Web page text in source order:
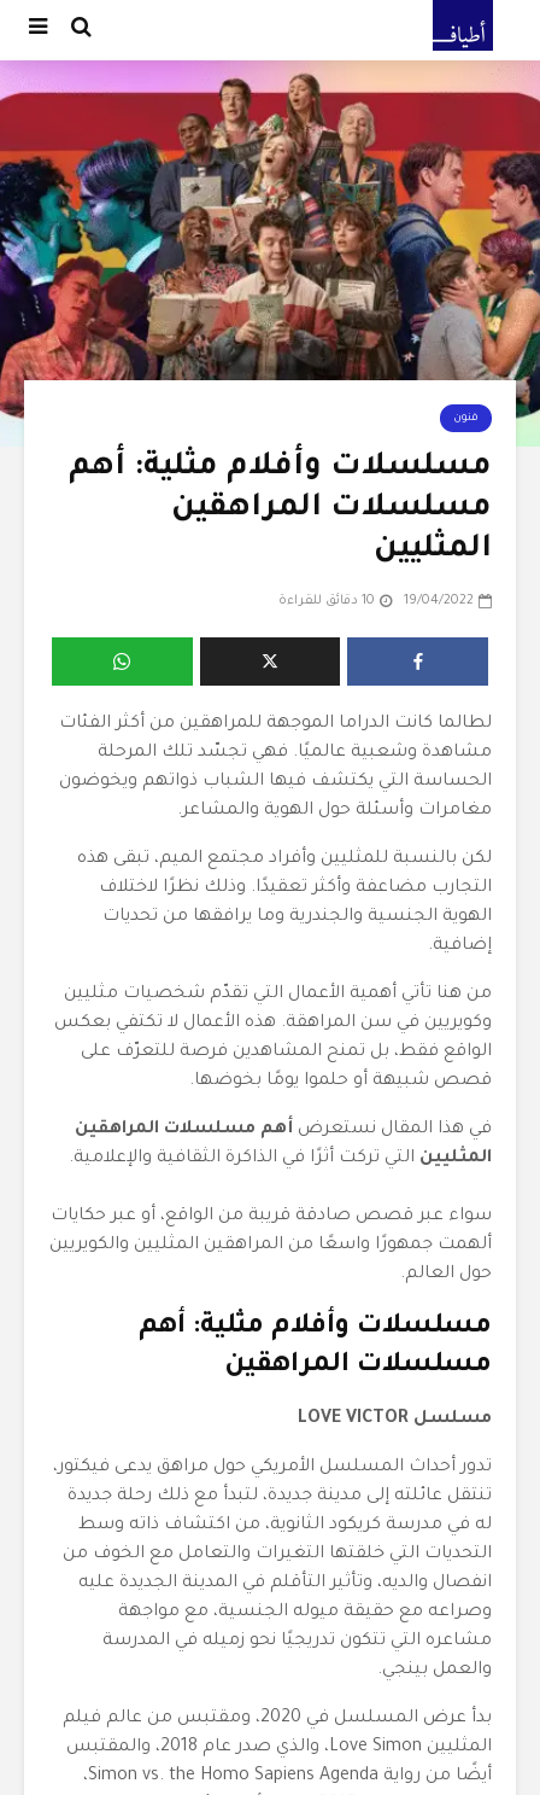
فنون
مسلسلات وأفلام مثلية: أهم
مسلسلات المراهقين
المثليين
19/04/2022 10 دقائق للقراءة
لطالما كانت الدراما الموجهة للمراهقين من أكثر الفئات
مشاهدة وشعبية عالميًا. فهي تجسّد تلك المرحلة
الحساسة التي يكتشف فيها الشباب ذواتهم ويخوضون
مغامرات وأسئلة حول الهوية والمشاعر.
لكن بالنسبة للمثليين وأفراد مجتمع الميم، تبقى هذه
التجارب مضاعفة وأكثر تعقيدًا. وذلك نظرًا لاختلاف
الهوية الجنسية والجندرية وما يرافقها من تحديات
إضافية.
من هنا تأتي أهمية الأعمال التي تقدّم شخصيات مثليين
وكويريين في سن المراهقة. هذه الأعمال لا تكتفي بعكس
الواقع فقط، بل تمنح المشاهدين فرصة للتعرّف على
قصص شبيهة أو حلموا يومًا بخوضها.
في هذا المقال نستعرض أهم مسلسلات المراهقين
المثليين التي تركت أثرًا في الذاكرة الثقافية والإعلامية.
سواء عبر قصص صادقة قريبة من الواقع، أو عبر حكايات
ألهمت جمهورًا واسعًا من المراهقين المثليين والكويريين
حول العالم.
مسلسلات وأفلام مثلية: أهم
مسلسلات المراهقين
مسلسل LOVE VICTOR
تدور أحداث المسلسل الأمريكي حول مراهق يدعى فيكتور،
تنتقل عائلته إلى مدينة جديدة، لتبدأ مع ذلك رحلة جديدة
له في مدرسة كريكود الثانوية، من اكتشاف ذاته وسط
التحديات التي خلقتها التغيرات والتعامل مع الخوف من
انفصال والديه، وتأثير التأقلم في المدينة الجديدة عليه
وصراعه مع حقيقة ميوله الجنسية، مع مواجهة
مشاعره التي تتكون تدريجيًا نحو زميله في المدرسة
والعمل بينجي.
بدأ عرض المسلسل في 2020، ومقتبس من عالم فيلم
المثليين Love Simon، والذي صدر عام 2018، والمقتبس
أيضًا من رواية Simon vs. the Homo Sapiens Agenda،